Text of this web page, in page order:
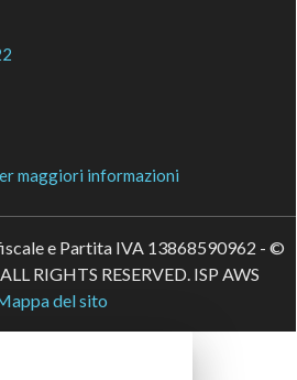
maggiori informazioni
e Partita IVA 13868590962 - ©
RIGHTS RESERVED. ISP AWS
del sito